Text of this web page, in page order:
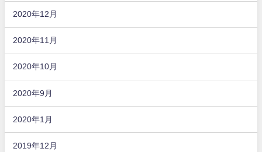
2020年12月
2020年11月
2020年10月
2020年9月
2020年1月
2019年12月